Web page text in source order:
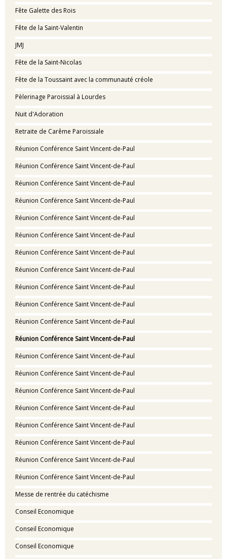
Fête Galette des Rois
Fête de la Saint-Valentin
JMJ
Fête de la Saint-Nicolas
Fête de la Toussaint avec la communauté créole
Pèlerinage Paroissial à Lourdes
Nuit d'Adoration
Retraite de Carême Paroissiale
Réunion Conférence Saint Vincent-de-Paul
Réunion Conférence Saint Vincent-de-Paul
Réunion Conférence Saint Vincent-de-Paul
Réunion Conférence Saint Vincent-de-Paul
Réunion Conférence Saint Vincent-de-Paul
Réunion Conférence Saint Vincent-de-Paul
Réunion Conférence Saint Vincent-de-Paul
Réunion Conférence Saint Vincent-de-Paul
Réunion Conférence Saint Vincent-de-Paul
Réunion Conférence Saint Vincent-de-Paul
Réunion Conférence Saint Vincent-de-Paul
Réunion Conférence Saint Vincent-de-Paul
Réunion Conférence Saint Vincent-de-Paul
Réunion Conférence Saint Vincent-de-Paul
Réunion Conférence Saint Vincent-de-Paul
Réunion Conférence Saint Vincent-de-Paul
Réunion Conférence Saint Vincent-de-Paul
Réunion Conférence Saint Vincent-de-Paul
Réunion Conférence Saint Vincent-de-Paul
Réunion Conférence Saint Vincent-de-Paul
Messe de rentrée du catéchisme
Conseil Economique
Conseil Economique
Conseil Economique